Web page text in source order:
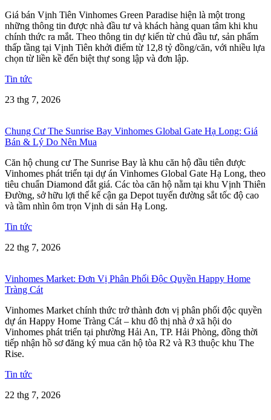
Giá bán Vịnh Tiên Vinhomes Green Paradise hiện là một trong
những thông tin được nhà đầu tư và khách hàng quan tâm khi khu
chính thức ra mắt. Theo thông tin dự kiến từ chủ đầu tư, sản phẩm
thấp tầng tại Vịnh Tiên khởi điểm từ 12,8 tỷ đồng/căn, với nhiều lựa
chọn từ liền kề đến biệt thự song lập và đơn lập.
Tin tức
23 thg 7, 2026
Chung Cư The Sunrise Bay Vinhomes Global Gate Hạ Long: Giá
Bán & Lý Do Nên Mua
Căn hộ chung cư The Sunrise Bay là khu căn hộ đầu tiên được
Vinhomes phát triển tại dự án Vinhomes Global Gate Hạ Long, theo
tiêu chuẩn Diamond đắt giá. Các tòa căn hộ nằm tại khu Vịnh Thiên
Đường, sở hữu lợi thế kế cận ga Depot tuyến đường sắt tốc độ cao
và tầm nhìn ôm trọn Vịnh di sản Hạ Long.
Tin tức
22 thg 7, 2026
Vinhomes Market: Đơn Vị Phân Phối Độc Quyền Happy Home
Tràng Cát
Vinhomes Market chính thức trở thành đơn vị phân phối độc quyền
dự án Happy Home Tràng Cát – khu đô thị nhà ở xã hội do
Vinhomes phát triển tại phường Hải An, TP. Hải Phòng, đồng thời
tiếp nhận hồ sơ đăng ký mua căn hộ tòa R2 và R3 thuộc khu The
Rise.
Tin tức
22 thg 7, 2026